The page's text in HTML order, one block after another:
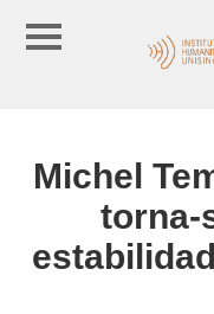
Michel
torna-